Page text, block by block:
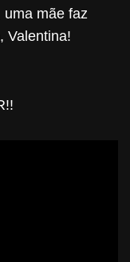
uma mãe faz
Valentina!